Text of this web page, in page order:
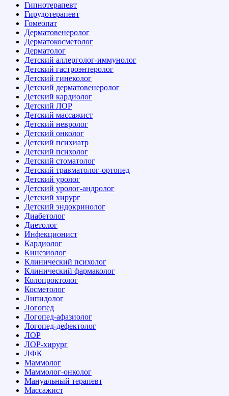
Гипнотерапевт
Гирудотерапевт
Гомеопат
Дерматовенеролог
Дерматокосметолог
Дерматолог
Детский аллерголог-иммунолог
Детский гастроэнтеролог
Детский гинеколог
Детский дерматовенеролог
Детский кардиолог
Детский ЛОР
Детский массажист
Детский невролог
Детский онколог
Детский психиатр
Детский психолог
Детский стоматолог
Детский травматолог-ортопед
Детский уролог
Детский уролог-андролог
Детский хирург
Детский эндокринолог
Диабетолог
Диетолог
Инфекционист
Кардиолог
Кинезиолог
Клинический психолог
Клинический фармаколог
Колопроктолог
Косметолог
Липидолог
Логопед
Логопед-афазиолог
Логопед-дефектолог
ЛОР
ЛОР-хирург
ЛФК
Маммолог
Маммолог-онколог
Мануальный терапевт
Массажист